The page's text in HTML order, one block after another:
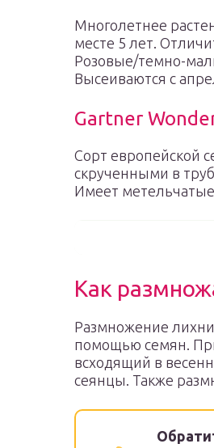
Многолетнее
месте 5 лет.
Розовые/темно-
Высеиваются с
Gartner
Сорт европейской
скрученными в
Имеет
Как
Размножение
помощью семян.
всходящий в
сеянцы. Также